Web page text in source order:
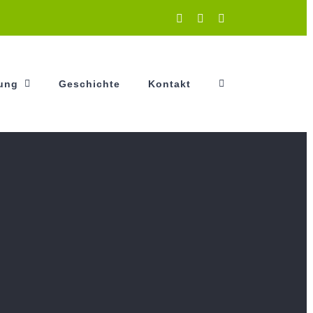
InstagramFacebook
Geschichte Kontakt